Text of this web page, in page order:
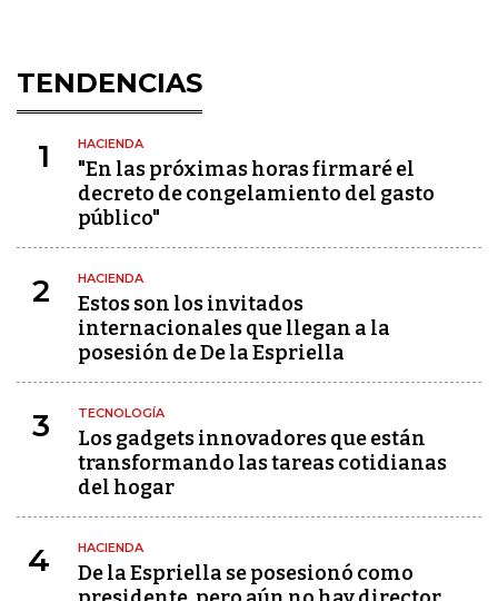
TENDENCIAS
1 HACIENDA
"En las próximas horas firmaré el
decreto de congelamiento del gasto
público"
2 HACIENDA
Estos son los invitados
internacionales que llegan a la
posesión de De la Espriella
3 TECNOLOGÍA
Los gadgets innovadores que están
transformando las tareas cotidianas
del hogar
4 HACIENDA
De la Espriella se posesionó como